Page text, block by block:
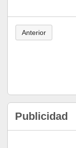
Anterior
Publicidad